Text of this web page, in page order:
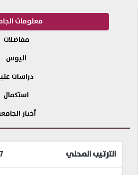
معلومات
مفاضلات
اليوس
دراسات
استكمال
أخبار
الترتيب المحلي